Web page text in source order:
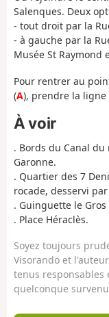
Salenques. Deux
- tout droit par la
- à gauche par la
Musée St Raymond
Pour rentrer au
(A), prendre la ligne
À voir
. Bords du Canal
Garonne.
. Quartier des 7
rocade, desservi
. Guinguette le
. Place Héraclès.
Soyez toujours
Visorando et
tenus responsables
quelconque